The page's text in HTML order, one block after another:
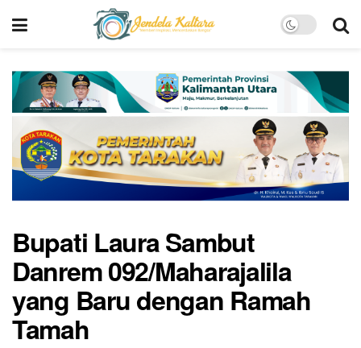
Bupati Laura Sambut
Danrem 092/Maharajalila
yang Baru dengan Ramah
Tamah